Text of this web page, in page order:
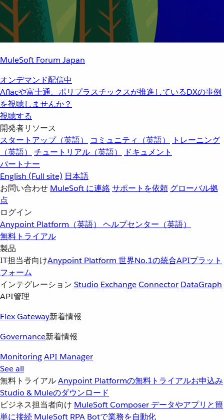
MuleSoft Forum Japan
オンデマンド配信中
Aflacや富士通、ポリプラスチックスが推進しているDXの事例
を視聴しませんか？
視聴する
開発者リソース
スタートアップ（英語）
コミュニティ（英語）
トレーニング
（英語）
チュートリアル（英語）
ドキュメント
パートナー
English (Full site) 日本語
お問い合わせ MuleSoft に連絡サポートを依頼 グローバル拠
点
ログイン
Anypoint Platform（英語） ヘルプセンター（英語）
無料トライアル
製品
IT担当者向けAnypoint Platform 世界No.1の統合APIプラット
フォーム
インテグレーション Studio ExchangeConnector DataGraph
API管理
Flex Gateway新着情報
Governance新着情報
MonitoringAPI Manager
See all
無料トライアルAnypoint Platformの無料トライアルお申込み
Studio & Muleのダウンロード
ビジネス担当者向け MuleSoft Composer データやアプリと簡
単に接続 MuleSoft RPA Botで業務を自動化